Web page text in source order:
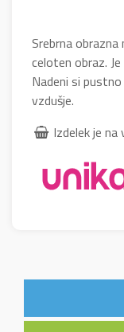
Srebrna obrazna
celoten obraz.
Nadeni si
vzdušje.
Izdelek je